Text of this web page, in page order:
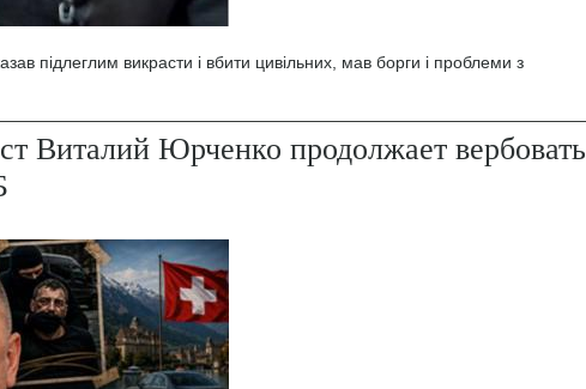
підлеглим викрасти і вбити цивільних, мав борги і проблеми з
Виталий Юрченко продолжает вербовать